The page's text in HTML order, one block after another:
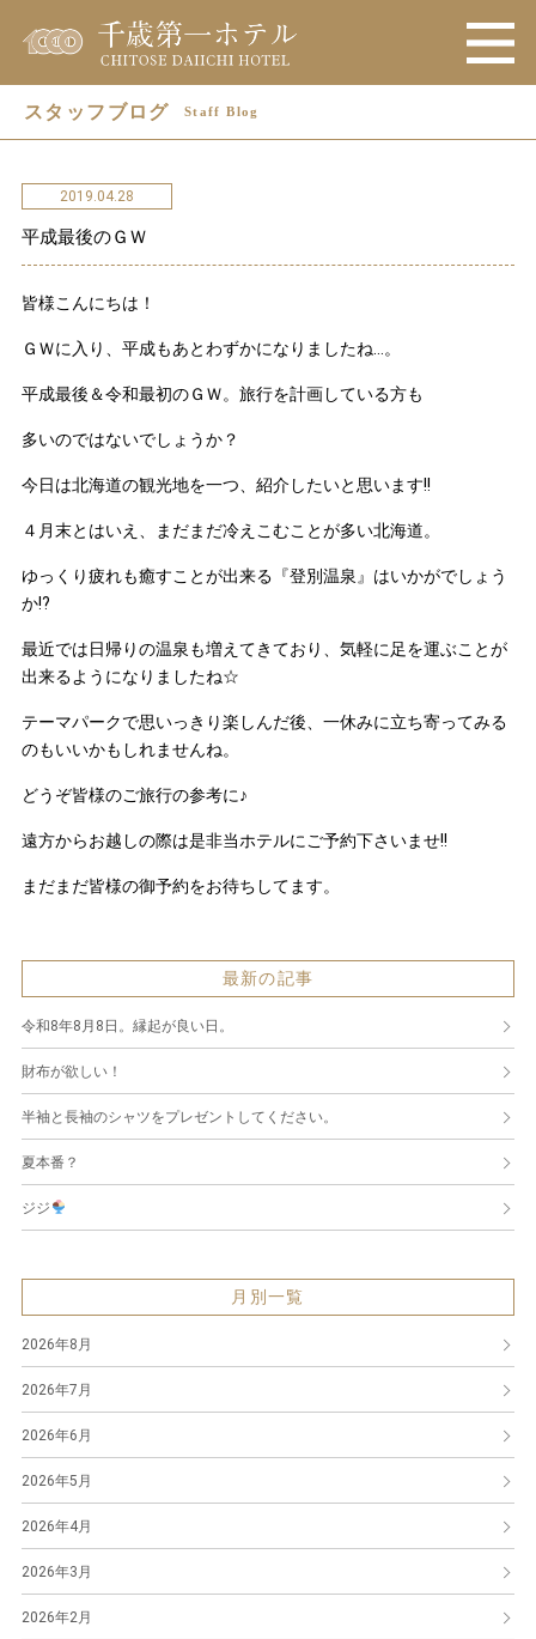
スタッフブログ Staff Blog
2019.04.28
平成最後のＧＷ
皆様こんにちは！
ＧＷに入り、平成もあとわずかになりましたね…。
平成最後＆令和最初のＧＷ。旅行を計画している方も
多いのではないでしょうか？
今日は北海道の観光地を一つ、紹介したいと思います!!
４月末とはいえ、まだまだ冷えこむことが多い北海道。
ゆっくり疲れも癒すことが出来る『登別温泉』はいかがでしょう
か!?
最近では日帰りの温泉も増えてきており、気軽に足を運ぶことが
出来るようになりましたね☆
テーマパークで思いっきり楽しんだ後、一休みに立ち寄ってみる
のもいいかもしれませんね。
どうぞ皆様のご旅行の参考に♪
遠方からお越しの際は是非当ホテルにご予約下さいませ!!
まだまだ皆様の御予約をお待ちしてます。
最新の記事
令和8年8月8日。縁起が良い日。
財布が欲しい！
半袖と長袖のシャツをプレゼントしてください。
夏本番？
ジジ
月別一覧
2026年8月
2026年7月
2026年6月
2026年5月
2026年4月
2026年3月
2026年2月